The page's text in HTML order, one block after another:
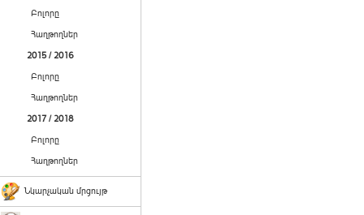
Բոլորը
Հաղթողներ
2015 / 2016
Բոլորը
Հաղթողներ
2017 / 2018
Բոլորը
Հաղթողներ
Նկարչական մրցույթ